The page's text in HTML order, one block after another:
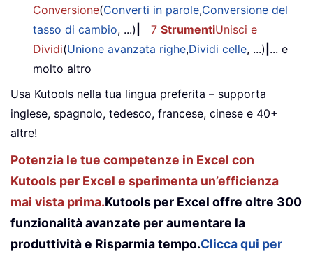
Conversione(Converti in parole,Conversione del
tasso di cambio, ...) 7 StrumentiUnisci e
Dividi(Unione avanzata righe,Dividi celle, ...) ... e
molto altro
Usa Kutools nella tua lingua preferita – supporta
inglese, spagnolo, tedesco, francese, cinese e 40+
altre!
Potenzia le tue competenze in Excel con
Kutools per Excel e sperimenta un’efficienza
mai vista prima.Kutools per Excel offre oltre 300
funzionalità avanzate per aumentare la
produttività e Risparmia tempo.Clicca qui per